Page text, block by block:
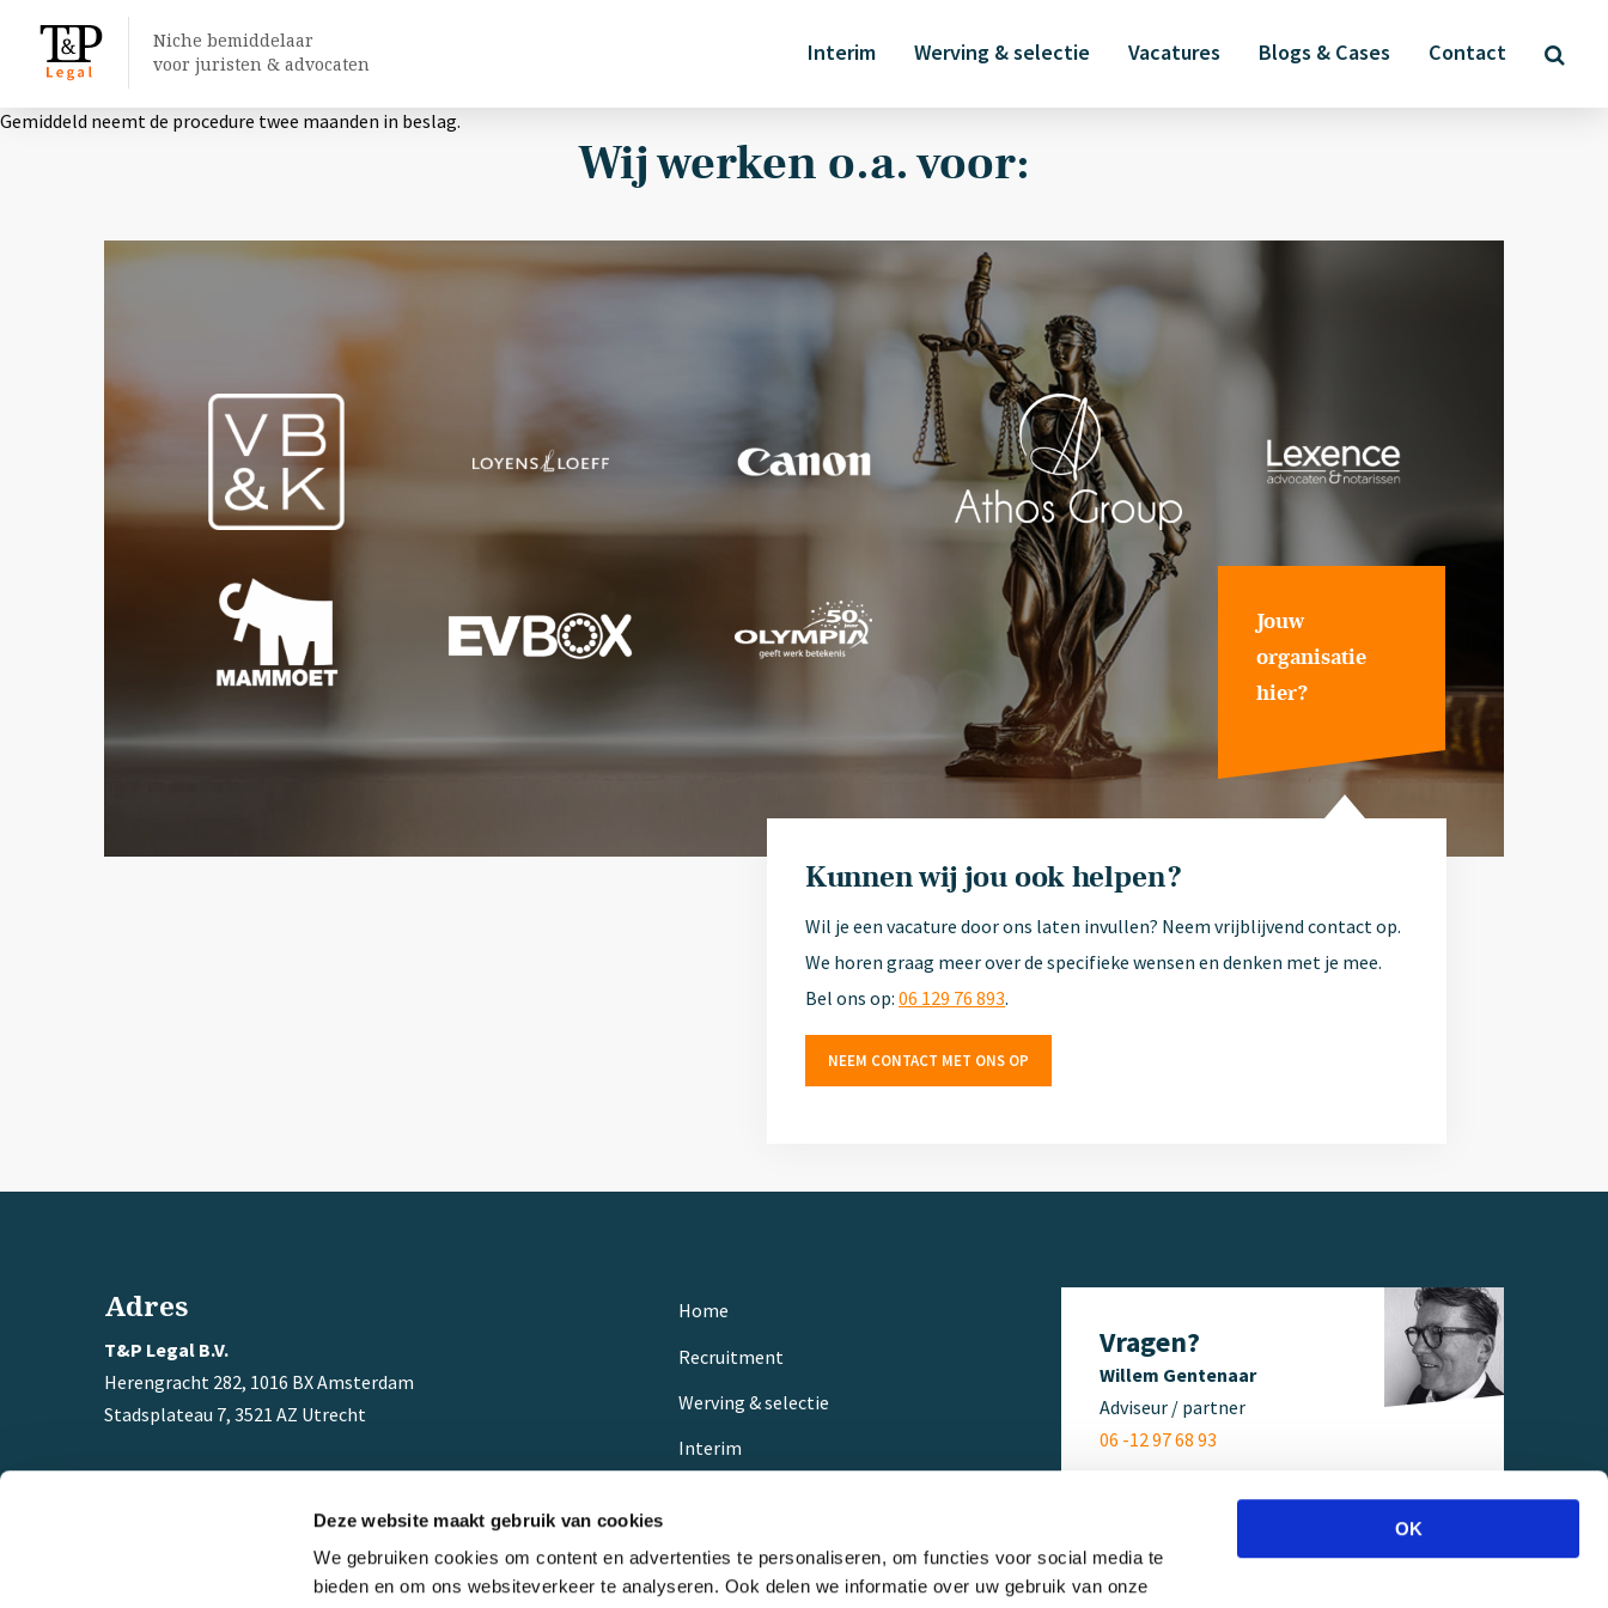
Deze website maakt gebruik van cookies
We gebruiken cookies om content en advertenties te personaliseren, om functies voor social media te
bieden en om ons websiteverkeer te analyseren. Ook delen we informatie over uw gebruik van onze
OK
Niche bemiddelaar
voor juristen & advocaten
Interim Werving & selectie Vacatures Blogs & Cases Contact
Gemiddeld neemt de procedure twee maanden in beslag.
Wij werken o.a. voor:
Jouw
organisatie
hier?
Kunnen wij jou ook helpen?
Wil je een vacature door ons laten invullen? Neem vrijblijvend contact op.
We horen graag meer over de specifieke wensen en denken met je mee.
Bel ons op: 06 129 76 893.
NEEM CONTACT MET ONS OP
Adres
T&P Legal B.V.
Herengracht 282, 1016 BX Amsterdam
Stadsplateau 7, 3521 AZ Utrecht
Tel:033 – 467 1001
+ 31 (0) 6 12 97 68 93
Home
Recruitment
Werving & selectie
Interim
Contact
Vragen?
Willem Gentenaar
Adviseur / partner
06 -12 97 68 93